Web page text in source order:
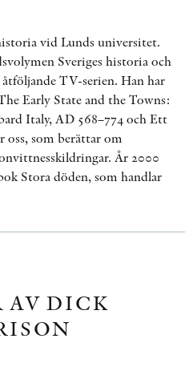
vid Lunds universitet.
Sveriges historia och
TV-serien. Han har
Early State and the Towns:
Italy, AD 568–774 och Ett
som berättar om
År 2000
Stora döden, som handlar
AV DICK